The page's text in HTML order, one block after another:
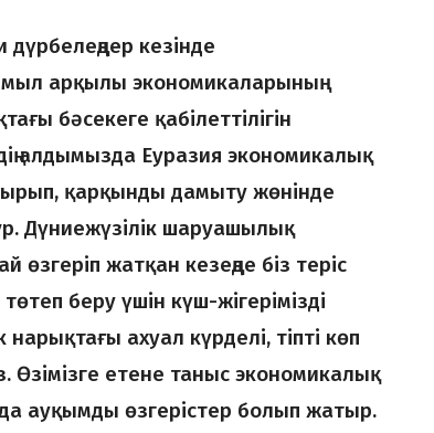
кезінде
арқылы экономикаларының
бәсекеге қабілеттілігін
алдымызда Еуразия экономикалық
қарқынды дамыту жөнінде
Дүниежүзілік шаруашылық
жатқан кезеңде біз теріс
беру үшін күш-жігерімізді
ахуал күрделі, тіпті көп
етене таныс экономикалық
ауқымды өзгерістер болып жатыр.